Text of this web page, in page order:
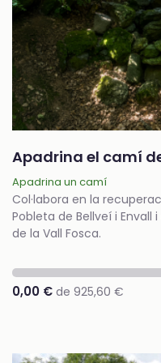
Apadrina el camí
Apadrina un camí
Col·labora en la
Pobleta de Bellveí i
de la Vall Fosca.
0,00 € de 925,60 €